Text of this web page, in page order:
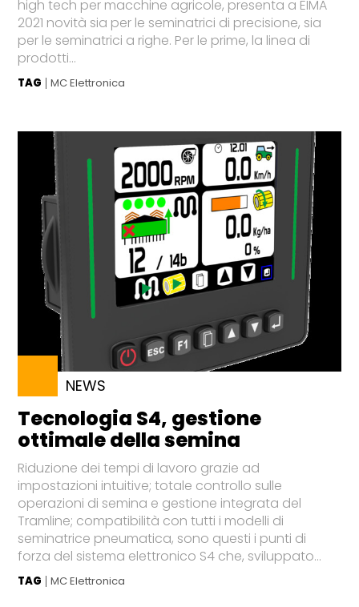
high tech per macchine agricole, presenta a EIMA
2021 novità sia per le seminatrici di precisione, sia
per le seminatrici a righe. Per le prime, la linea di
prodotti...
TAG MC Elettronica
NEWS
Tecnologia S4, gestione
ottimale della semina
Riduzione dei tempi di lavoro grazie ad
impostazioni intuitive; totale controllo sulle
operazioni di semina e gestione integrata del
Tramline; compatibilità con tutti i modelli di
seminatrice pneumatica, sono questi i punti di
forza del sistema elettronico S4 che, sviluppato...
TAG MC Elettronica